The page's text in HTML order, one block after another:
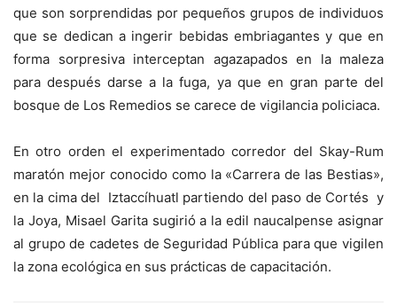
que son sorprendidas por pequeños grupos de individuos
que se dedican a ingerir bebidas embriagantes y que en
forma sorpresiva interceptan agazapados en la maleza
para después darse a la fuga, ya que en gran parte del
bosque de Los Remedios se carece de vigilancia policiaca.
En otro orden el experimentado corredor del Skay-Rum
maratón mejor conocido como la «Carrera de las Bestias»,
en la cima del Iztaccíhuatl partiendo del paso de Cortés y
la Joya, Misael Garita sugirió a la edil naucalpense asignar
al grupo de cadetes de Seguridad Pública para que vigilen
la zona ecológica en sus prácticas de capacitación.